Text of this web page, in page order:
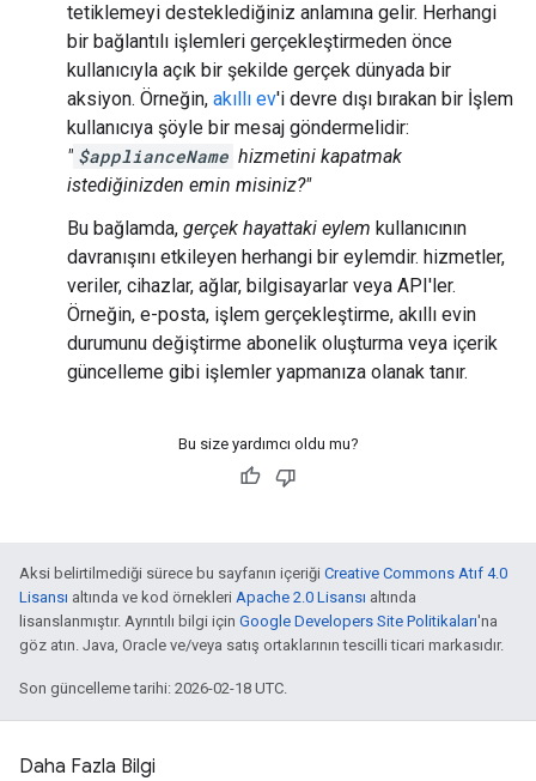
tetiklemeyi desteklediğiniz anlamına gelir. Herhangi
bir bağlantılı işlemleri gerçekleştirmeden önce
kullanıcıyla açık bir şekilde gerçek dünyada bir
aksiyon. Örneğin, akıllı ev'i devre dışı bırakan bir İşlem
kullanıcıya şöyle bir mesaj göndermelidir:
" $applianceName hizmetini kapatmak
istediğinizden emin misiniz?"
Bu bağlamda, gerçek hayattaki eylem kullanıcının
davranışını etkileyen herhangi bir eylemdir. hizmetler,
veriler, cihazlar, ağlar, bilgisayarlar veya API'ler.
Örneğin, e-posta, işlem gerçekleştirme, akıllı evin
durumunu değiştirme abonelik oluşturma veya içerik
güncelleme gibi işlemler yapmanıza olanak tanır.
Bu size yardımcı oldu mu?
Aksi belirtilmediği sürece bu sayfanın içeriği Creative Commons Atıf 4.0
Lisansı altında ve kod örnekleri Apache 2.0 Lisansı altında
lisanslanmıştır. Ayrıntılı bilgi için Google Developers Site Politikaları'na
göz atın. Java, Oracle ve/veya satış ortaklarının tescilli ticari markasıdır.
Son güncelleme tarihi: 2026-02-18 UTC.
Daha Fazla Bilgi